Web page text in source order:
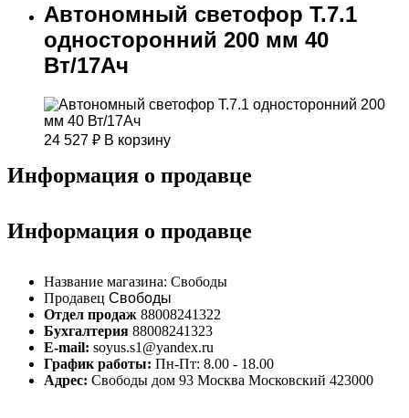
Автономный светофор Т.7.1
односторонний 200 мм 40
Вт/17Ач
24 527 ₽ В корзину
Информация о продавце
Информация о продавце
Название магазина: Свободы
Продавец Свободы
Отдел продаж 88008241322
Бухгалтерия 88008241323
E-mail: soyus.s1@yandex.ru
График работы: Пн-Пт: 8.00 - 18.00
Адрес: Свободы дом 93 Москва Московский 423000